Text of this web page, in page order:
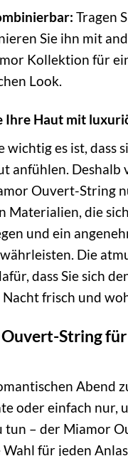
Tragen
Sie ihn mit
Kollektion für
Look.
Ihre Haut mit
wichtig es ist, dass
anfühlen. Deshalb
Ouvert-String
Materialien, die
und ein
Die
dass Sie sich
Nacht frisch und
String
Abend
oder einfach nur,
tun – der Miamor
für jeden